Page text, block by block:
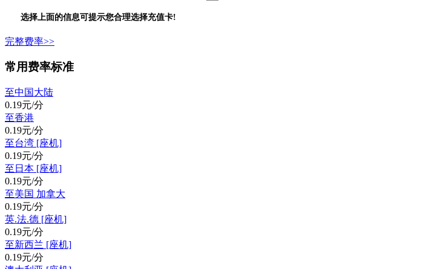
选择上面的信息可提示您合理选择充值卡!
完整费率>>
常用费率标准
至中国大陆
0.19元/分
至香港
0.19元/分
至台湾 [座机]
0.19元/分
至日本 [座机]
0.19元/分
至美国 加拿大
0.19元/分
英.法.德 [座机]
0.19元/分
至新西兰 [座机]
0.19元/分